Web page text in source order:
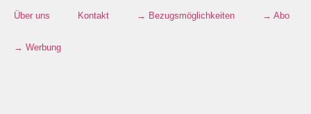
Über uns Kontakt → Bezugsmöglichkeiten → Abo
→ Werbung